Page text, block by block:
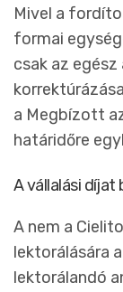
Mivel a
formai
csak az
a Megbízott
határidőre
A vállalási
A nem a
lektorálására
lektorálandó